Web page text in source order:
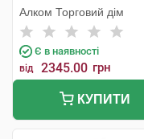
Алком Торговий дім
Є в наявності
від 2345.00 грн
КУПИТИ